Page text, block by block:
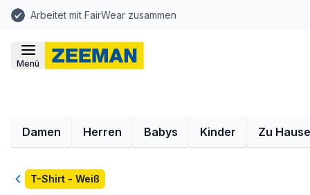
Arbeitet mit FairWear zusammen
Menü
Damen Herren Babys Kinder Zu Hause
ZurückT-Shirt - Weiß